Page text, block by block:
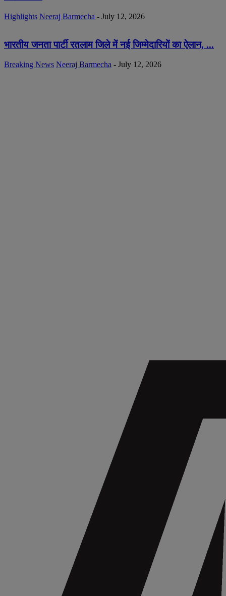
Highlights Neeraj Barmecha - July 12, 2026
भारतीय जनता पार्टी रतलाम जिले में नई जिम्मेदारियों का ऐलान, ...
Breaking News Neeraj Barmecha - July 12, 2026